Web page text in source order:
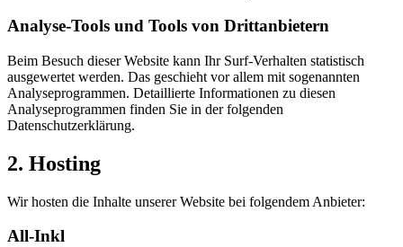
Analyse-Tools und Tools von Dritt­anbietern
Beim Besuch dieser Website kann Ihr Surf-Verhalten statistisch
ausgewertet werden. Das geschieht vor allem mit sogenannten
Analyseprogrammen. Detaillierte Informationen zu diesen
Analyseprogrammen finden Sie in der folgenden
Datenschutzerklärung.
2. Hosting
Wir hosten die Inhalte unserer Website bei folgendem Anbieter:
All-Inkl